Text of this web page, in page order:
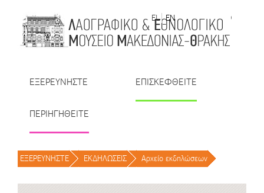
EL
EN | TR | BU | RO
ΕΞΕΡΕΥΝΗΣΤΕ ΕΠΙΣΚΕΦΘΕΙΤΕ
ΠΕΡΙΗΓΗΘΕΙΤΕ
ΕΞΕΡΕΥΝΗΣΤΕ / ΕΚΔΗΛΩΣΕΙΣ / Αρχείο εκδηλώσεων /